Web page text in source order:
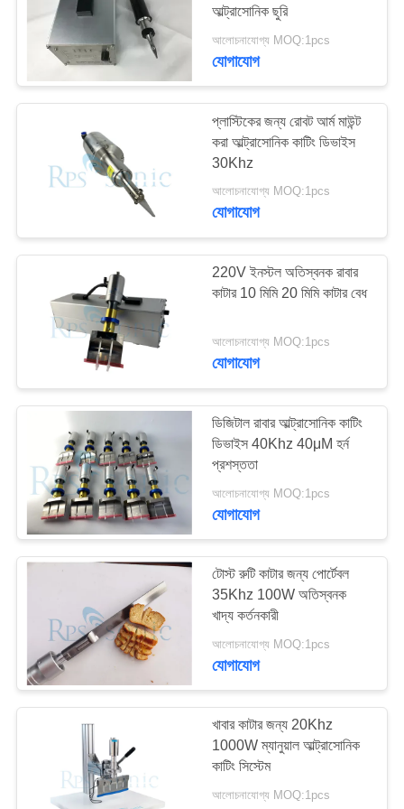
অতিস্বনক eldালাই শিং
অতিস্বনক কাটিং ডিভাইস
90
অতিস্বনক স্পট eldালাই
অতিস্বনক তরল প্রসেসর
আল্ট্রাসোনিক ছুরি
আলোচনাযোগ্য MOQ:1pcs
যোগাযোগ
প্লাস্টিকের জন্য রোবট আর্ম মাউন্ট
করা আল্ট্রাসোনিক কাটিং ডিভাইস
30Khz
আলোচনাযোগ্য MOQ:1pcs
যোগাযোগ
220V ইনস্টল অতিস্বনক রাবার
কাটার 10 মিমি 20 মিমি কাটার বেধ
আলোচনাযোগ্য MOQ:1pcs
যোগাযোগ
ডিজিটাল রাবার আল্ট্রাসোনিক কাটিং
ডিভাইস 40Khz 40μM হর্ন
প্রশস্ততা
আলোচনাযোগ্য MOQ:1pcs
যোগাযোগ
টোস্ট রুটি কাটার জন্য পোর্টেবল
35Khz 100W অতিস্বনক
খাদ্য কর্তনকারী
আলোচনাযোগ্য MOQ:1pcs
যোগাযোগ
খাবার কাটার জন্য 20Khz
1000W ম্যানুয়াল আল্ট্রাসোনিক
কাটিং সিস্টেম
আলোচনাযোগ্য MOQ:1pcs